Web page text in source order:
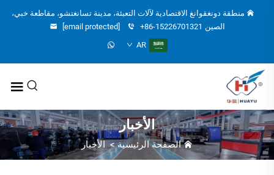
منطقة دونغقوانغ الاقتصادية لآلات التعبئة، مدينة تسانغتشو، مقاطعة خبي،
الصين +86-15226701321
[email protected]
AR
الأخبار
الصفحة الرئيسية>الأخبار